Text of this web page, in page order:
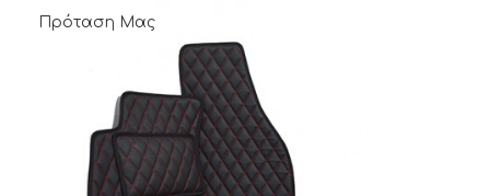
Πρόταση Μας